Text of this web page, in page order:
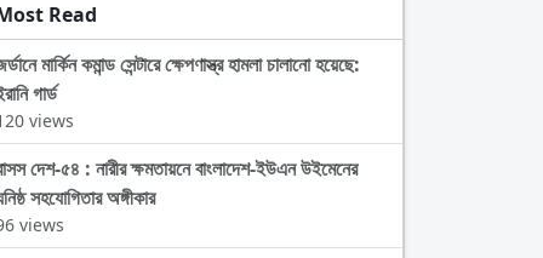
Read
মার্কিন কমান্ড সেন্টারে ক্ষেপণাস্ত্র হামলা চালানো হয়েছে:
গার্ড
views
দেশ-৫৪ : নারীর ক্ষমতায়নে বাংলাদেশ-ইউএন উইমেনের
সহযোগিতার অঙ্গীকার
views